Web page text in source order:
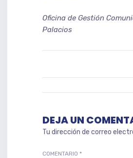
Oficina de Gestión
Palacios
DEJA UN
Tu dirección de correo
COMENTARIO *